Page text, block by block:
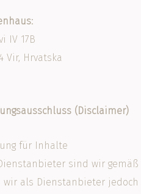
IV 17B
Vir, Hrvatska
(Disclaimer)
für Inhalte
sind wir gemäß
wir als Dienstanbieter